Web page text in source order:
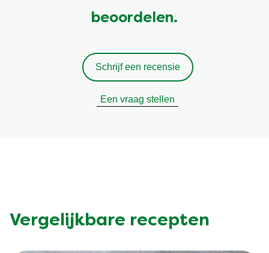
beoordelen.
Schrijf een recensie
Een vraag stellen
Vergelijkbare recepten